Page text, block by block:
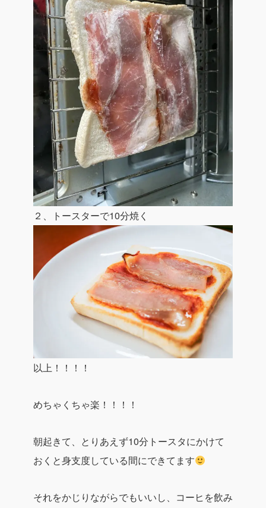
２、トースターで10分焼く
以上！！！！
めちゃくちゃ楽！！！！
朝起きて、とりあえず10分トースタにかけて
おくと身支度している間にできてます
それをかじりながらでもいいし、コーヒを飲み